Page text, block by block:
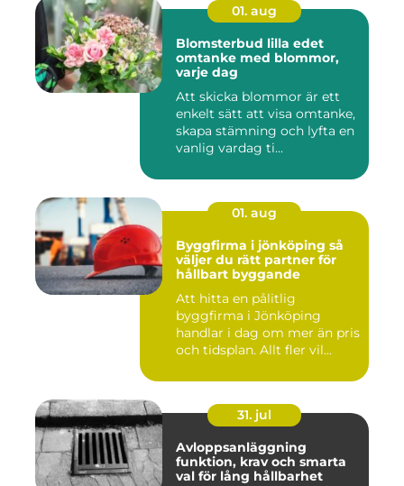
01. aug
Blomsterbud lilla edet
omtanke med blommor,
varje dag
Att skicka blommor är ett
enkelt sätt att visa omtanke,
skapa stämning och lyfta en
vanlig vardag ti...
01. aug
Byggfirma i jönköping så
väljer du rätt partner för
hållbart byggande
Att hitta en pålitlig
byggfirma i Jönköping
handlar i dag om mer än pris
och tidsplan. Allt fler vil...
31. jul
Avloppsanläggning
funktion, krav och smarta
val för lång hållbarhet